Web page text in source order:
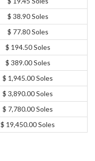
$ 38.90 Soles
$ 77.80 Soles
$ 194.50 Soles
$ 389.00 Soles
$ 1,945.00 Soles
$ 3,890.00 Soles
$ 7,780.00 Soles
$ 19,450.00 Soles